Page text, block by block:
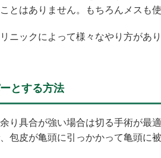
とはありません。もちろんメスも使
ニックによって様々なやり方があ
とする方法
り具合が強い場合は切る手術が最
包皮が亀頭に引っかかって亀頭に被